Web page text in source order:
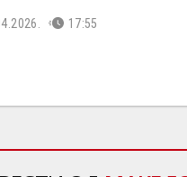
17:55